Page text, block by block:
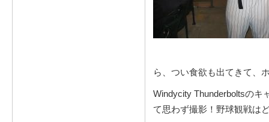
ら、つい食欲も出てきて、
Windycity Thunderboltsのキ
て思わず撮影！野球観戦は